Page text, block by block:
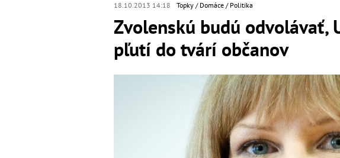
18.10.2013 14:18 Topky Domáce Politika
Zvolenskú budú odvolávať,
pľutí do tvárí občanov